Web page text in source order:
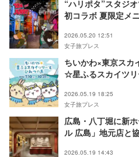
“ハリポタ”スタジ
初コラボ 夏限定メ
2026.05.20 12:51
女子旅プレス
ちいかわ×東京スカ
☆星ふるスカイツ
2026.05.19 18:25
女子旅プレス
広島・八丁堀に新
ル 広島」地元店と
2026.05.19 14:43